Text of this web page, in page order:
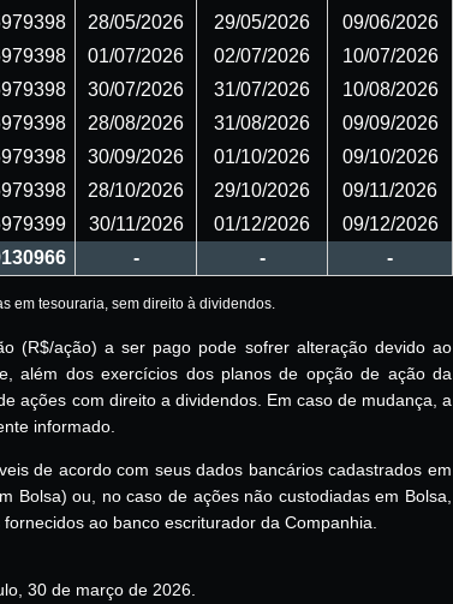
28/05/2026 29/05/2026
09/06/2026
01/07/2026 02/07/2026
10/07/2026
30/07/2026 31/07/2026
10/08/2026
28/08/2026 31/08/2026
09/09/2026
30/09/2026 01/10/2026
09/10/2026
28/10/2026 29/10/2026
09/11/2026
30/11/2026 01/12/2026
09/12/2026
- - -
em tesouraria, sem direito à dividendos.
(R$/ação) a ser pago pode sofrer alteração devido ao
além dos exercícios dos planos de opção de ação da
ações com direito a dividendos. Em caso de mudança, a
informado.
de acordo com seus dados bancários cadastrados em
Bolsa) ou, no caso de ações não custodiadas em Bolsa,
ao banco escriturador da Companhia.
30 de março de 2026.